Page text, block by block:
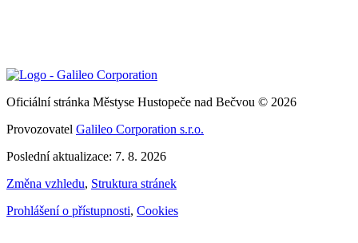
Oficiální stránka Městyse Hustopeče nad Bečvou © 2026
Provozovatel Galileo Corporation s.r.o.
Poslední aktualizace: 7. 8. 2026
Změna vzhledu, Struktura stránek
Prohlášení o přístupnosti, Cookies